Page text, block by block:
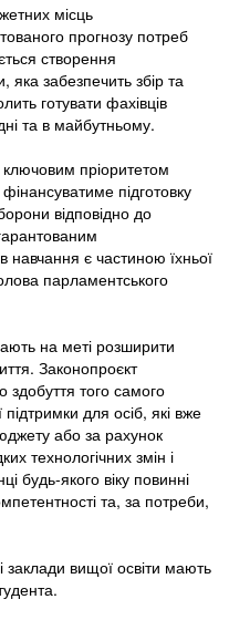
місць
прогнозу потреб
створення
яка забезпечить збір та
готувати фахівців
та в майбутньому.
пріоритетом
підготовку
відповідно до
навчання є частиною їхньої
парламентського
на меті розширити
Законопроєкт
здобуття того самого
для осіб, які вже
або за рахунок
технологічних змін і
будь-якого віку повинні
та, за потреби,
заклади вищої освіти мають